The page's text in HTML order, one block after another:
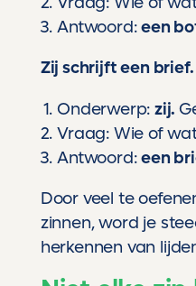
Antwoord:een
Zij schrijft een brief.
Onderwerp: zij.
Vraag: Wie of
Antwoord:een
Door veel te
zinnen, word je
herkennen van